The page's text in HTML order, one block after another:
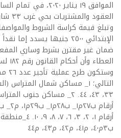
الموافق ١٩ يناير
الإبتدائي ٢٥٠٠ جنيها
٣٣، ٤٣، ٤٤. ٢_ مساكن
ب٣م٤٠، م٤١، م٤٢، م٤٣، م٤٤